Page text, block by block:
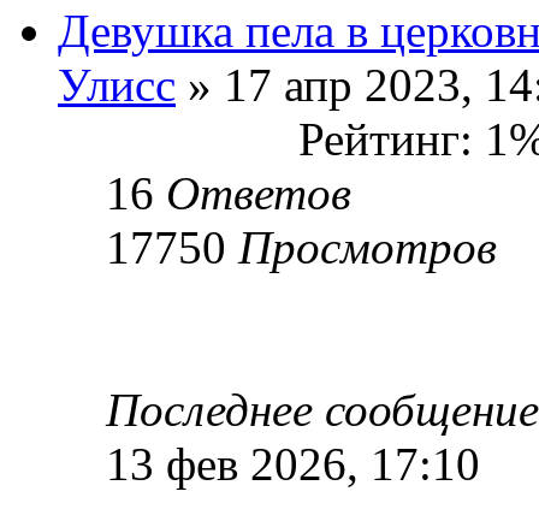
Девушка пела в
Улисс » 17 апр 2023,
Рейтинг:
16 Ответов
17750 Просмотров
Последнее
13 фев 2026, 17:10